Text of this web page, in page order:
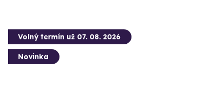
Volný termín už 07. 08. 2026
Novinka